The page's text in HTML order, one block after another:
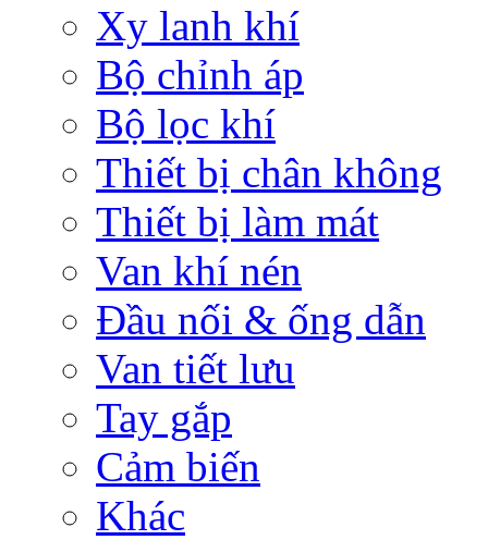
Xy lanh khí
Bộ chỉnh áp
Bộ lọc khí
Thiết bị chân không
Thiết bị làm mát
Van khí nén
Đầu nối & ống dẫn
Van tiết lưu
Tay gắp
Cảm biến
Khác